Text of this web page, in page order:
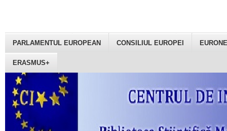
PARLAMENTUL EUROPEAN CONSILIUL EUROPEI
ERASMUS+